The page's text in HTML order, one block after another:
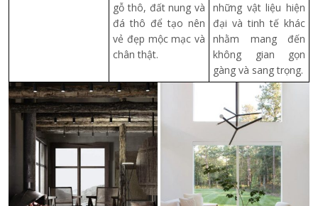
gỗ thô, đất nung và
đá thô để tạo nên
vẻ đẹp mộc mạc và
chân thật.
những vật liệu hiện
đại và tinh tế khác
nhằm mang đến
không gian gọn
gàng và sang trọng.